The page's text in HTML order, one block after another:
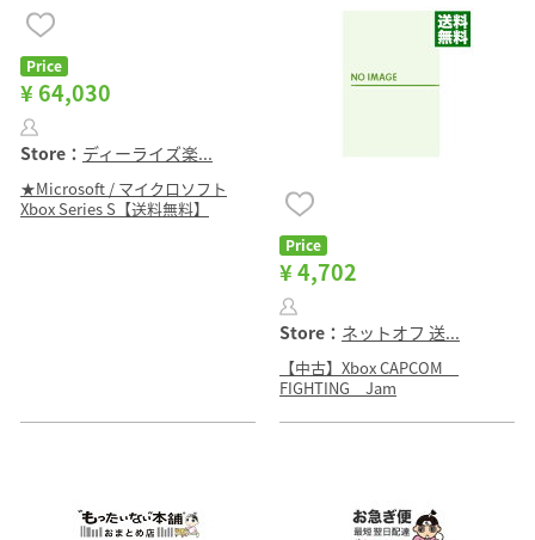
Price
¥ 64,030
Store： ディーライズ楽...
★Microsoft / マイクロソフト
Xbox Series S【送料無料】
Price
¥ 4,702
Store： ネットオフ 送...
【中古】Xbox CAPCOM
FIGHTING Jam